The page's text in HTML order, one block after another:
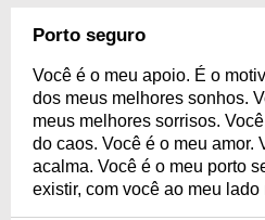
Porto seguro
Você é o meu apoio. É o
dos meus melhores sonhos.
meus melhores sorrisos.
do caos. Você é o meu amor.
acalma. Você é o meu porto
existir, com você ao meu